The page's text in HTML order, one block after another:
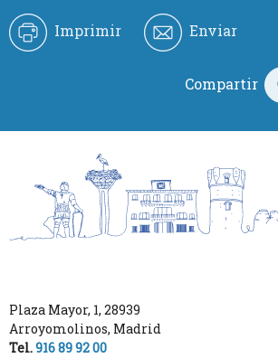
Imprimir Enviar
Compartir
Plaza Mayor, 1, 28939
Arroyomolinos, Madrid
Tel.916 89 92 00